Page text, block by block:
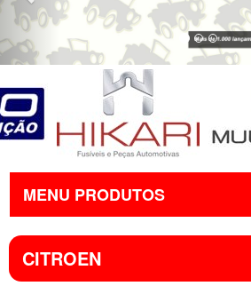
MENU PRODUTOS
CITROEN